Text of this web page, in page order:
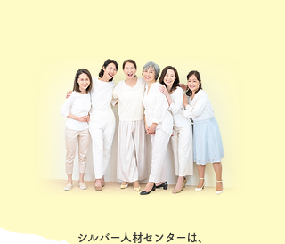
シルバー人材センターは、